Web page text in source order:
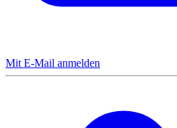
Mit E-Mail anmelden